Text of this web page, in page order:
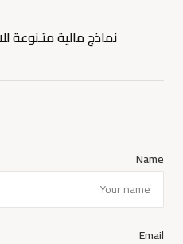
نماذج مالية
Name
Email